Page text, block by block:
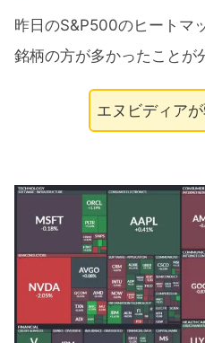
昨日のS&P500のヒートマ
銘柄の方が多かったことが
エヌビディア